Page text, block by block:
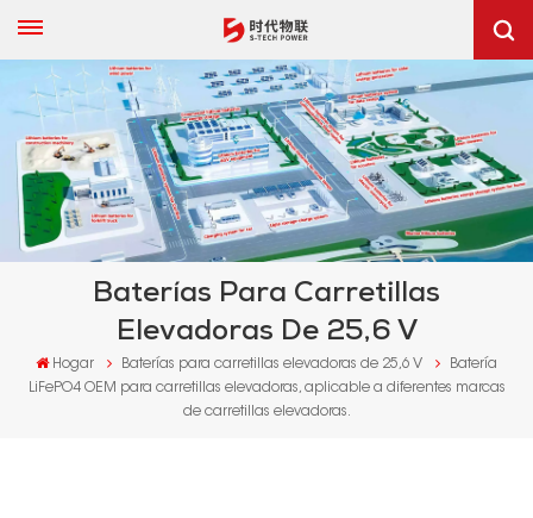
Baterías Para Carretillas
Elevadoras De 25,6 V
Hogar Baterías para carretillas elevadoras de 25,6 V
Batería
LiFePO4 OEM para carretillas elevadoras, aplicable a diferentes marcas
de carretillas elevadoras.